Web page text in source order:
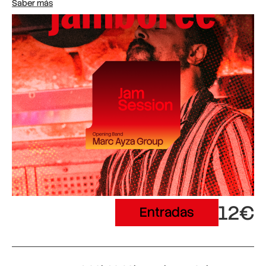
Saber más
Entradas 12€